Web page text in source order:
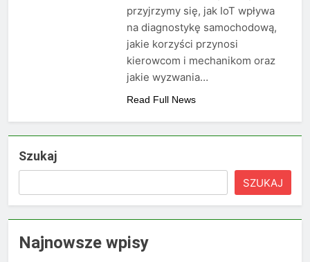
przyjrzymy się, jak IoT wpływa
na diagnostykę samochodową,
jakie korzyści przynosi
kierowcom i mechanikom oraz
jakie wyzwania…
Read Full News
Szukaj
SZUKAJ
Najnowsze wpisy